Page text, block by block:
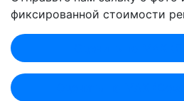
фиксированной стоимости